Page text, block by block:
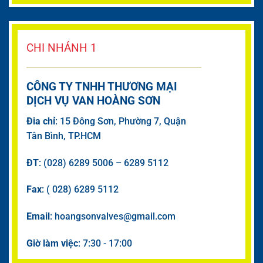
CHI NHÁNH 1
CÔNG TY TNHH THƯƠNG MẠI
DỊCH VỤ VAN HOÀNG SƠN
Đia chỉ: 15 Đông Sơn, Phường 7, Quận
Tân Bình, TP.HCM
ĐT: (028) 6289 5006 – 6289 5112
Fax: ( 028) 6289 5112
Email : hoangsonvalves@gmail.com
Giờ làm việc: 7:30 - 17:00